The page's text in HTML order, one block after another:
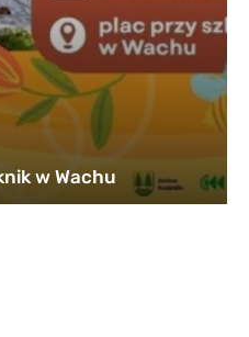
w Wachu